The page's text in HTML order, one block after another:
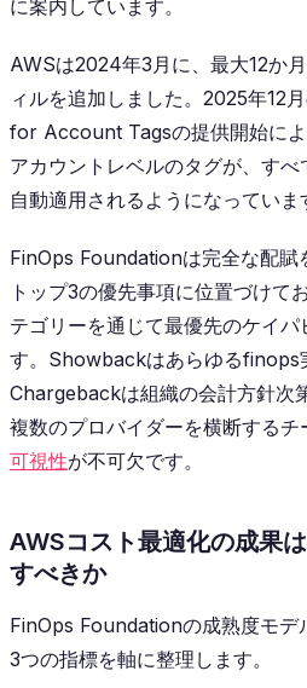
に案内しています。
AWSは2024年3月に、最大12か
ィルを追加しました。2025年12
for Account Tagsの提供開始に
アカウントレベルのタグが、す
自動適用されるようになっていま
FinOps Foundationは完全な配賦
トップ3の優先事項に位置づけて
テゴリーを通じて最優先のケイパ
す。Showbackはあらゆるfinops
Chargebackは組織の会計方針次
複数のプロバイダーを横断するチ
可視性が不可欠です。
AWSコスト最適化の成果
すべきか
FinOps Foundationの成熟度モデ
3つの指標を軸に整理します。